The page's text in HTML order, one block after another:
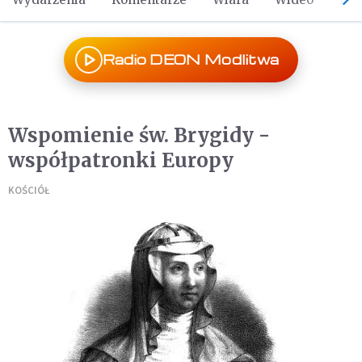
Radio DEON Modlitwa
Wspomienie św. Brygidy -
współpatronki Europy
KOŚCIÓŁ